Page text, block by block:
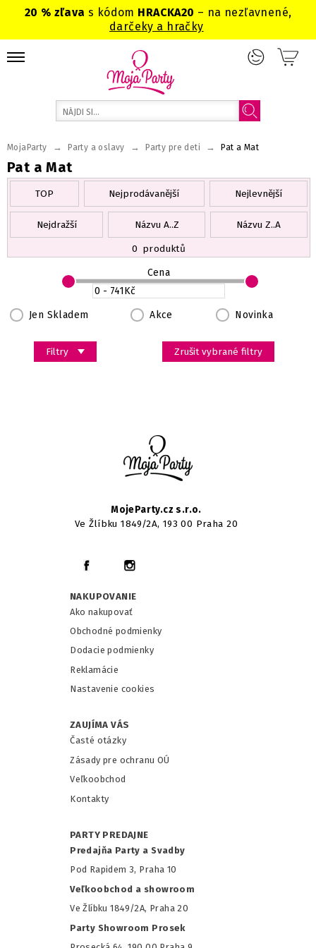
20 % zľavas kódom HRACKA20 – na nezľavnené,
darčeky a hračky
Pat a Mat
MojaParty → Party a oslavy → Party pre deti → Pat a Mat
TOP Nejprodávanější Nejlevnější
Nejdražší Názvu A..Z
Názvu Z..A
0 produktů
Filtry
Jen Skladem Akce Novinka
Cena
Zrušit vybrané filtry
MojeParty.cz s.r.o.
Ve Žlíbku 1849/2A, 193 00 Praha 20
NAKUPOVANIE
Ako nakupovať
Obchodné podmienky
Dodacie podmienky
Reklamácie
Nastavenie cookies
ZAUJÍMA VÁS
Časté otázky
Zásady pre ochranu OÚ
Veľkoobchod
Kontakty
PARTY PREDAJNE
Predajňa Party a Svadby
Pod Rapidem 3, Praha 10
Veľkoobchod a showroom
Ve Žlíbku 1849/2A, Praha 20
Party Showroom Prosek